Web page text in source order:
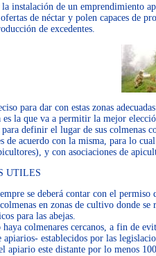
instalación de un emprendimiento
de néctar y polen capaces de
de excedentes.
para dar con estas zonas
es la que va a permitir la mejor
definir el lugar de sus colmenas
de acuerdo con la misma, para lo
y con asociaciones de
UTILES
se deberá contar con el
en zonas de cultivo donde
para las abejas.
haya colmenares cercanos, a fin de
establecidos por las
apiario este distante por lo menos